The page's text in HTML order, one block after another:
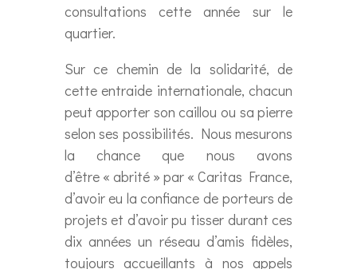
consultations cette année sur le
quartier.
Sur ce chemin de la solidarité, de
cette entraide internationale, chacun
peut apporter son caillou ou sa pierre
selon ses possibilités. Nous mesurons
la chance que nous avons
d’être « abrité » par « Caritas France,
d’avoir eu la confiance de porteurs de
projets et d’avoir pu tisser durant ces
dix années un réseau d’amis fidèles,
toujours accueillants à nos appels